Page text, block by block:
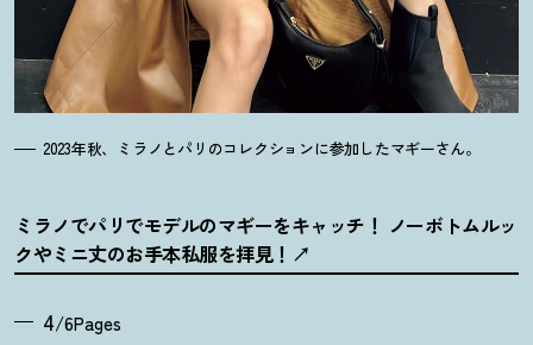
2023年秋、ミラノとパリのコレクションに参加したマギーさん。
ミラノでパリでモデルのマギーをキャッチ ！ ノーボトムルッ
クやミニ丈のお手本私服を拝見！
4/6Pages